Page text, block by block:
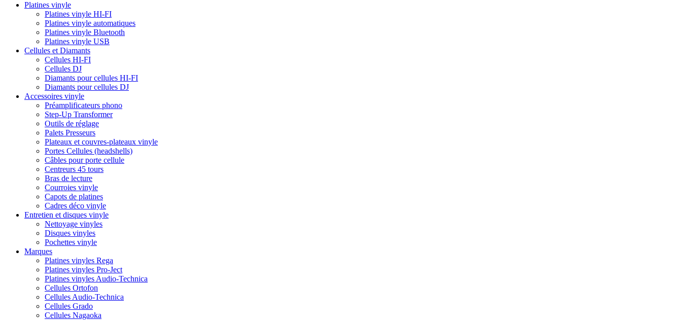
Platines vinyle
Platines vinyle HI-FI
Platines vinyle automatiques
Platines vinyle Bluetooth
Platines vinyle USB
Cellules et Diamants
Cellules HI-FI
Cellules DJ
Diamants pour cellules HI-FI
Diamants pour cellules DJ
Accessoires vinyle
Préamplificateurs phono
Step-Up Transformer
Outils de réglage
Palets Presseurs
Plateaux et couvres-plateaux vinyle
Portes Cellules (headshells)
Câbles pour porte cellule
Centreurs 45 tours
Bras de lecture
Courroies vinyle
Capots de platines
Cadres déco vinyle
Entretien et disques vinyle
Nettoyage vinyles
Disques vinyles
Pochettes vinyle
Marques
Platines vinyles Rega
Platines vinyles Pro-Ject
Platines vinyles Audio-Technica
Cellules Ortofon
Cellules Audio-Technica
Cellules Grado
Cellules Nagaoka